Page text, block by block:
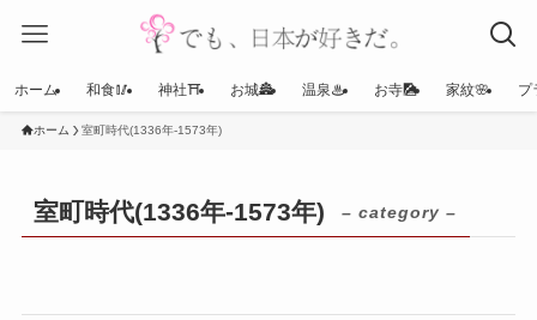
ホーム 和食🥢 神社⛩ お城🏯 温泉♨ お寺🎑 家紋🌸 プ
ホーム 室町時代(1336年-1573年)
室町時代(1336年-1573年) – category –